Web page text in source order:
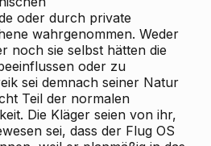
oder durch private
wahrgenommen. Weder
noch sie selbst hätten die
oder zu
sei demnach seiner Natur
Teil der normalen
Die Kläger seien von ihr,
sei, dass der Flug OS